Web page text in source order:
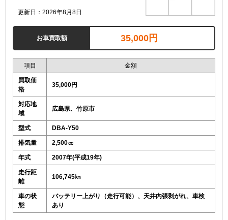
更新日：2026年8月8日
お車買取額 35,000円
項目 金額
買取価
格
35,000円
対応地
域
広島県、竹原市
型式 DBA-Y50
排気量 2,500㏄
年式 2007年(平成19年)
走行距
離
106,745㎞
車の状
態
バッテリー上がり（走行可能）、天井内張剥がれ、車検
あり